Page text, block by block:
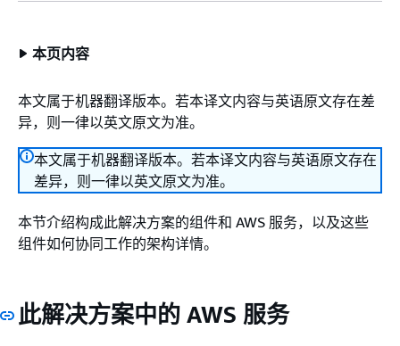
本页内容
本文属于机器翻译版本。若本译文内容与英语原文存在差
异，则一律以英文原文为准。
本文属于机器翻译版本。若本译文内容与英语原文存在
差异，则一律以英文原文为准。
本节介绍构成此解决方案的组件和 AWS 服务，以及这些
组件如何协同工作的架构详情。
此解决方案中的 AWS 服务